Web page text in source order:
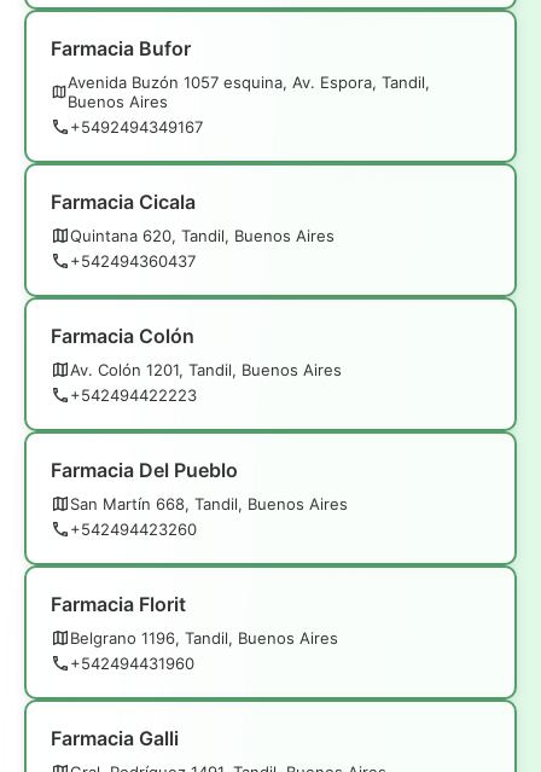
Farmacia Bufor
Avenida Buzón 1057 esquina, Av. Espora, Tandil,
Buenos Aires
+5492494349167
Farmacia Cicala
Quintana 620, Tandil, Buenos Aires
+542494360437
Farmacia Colón
Av. Colón 1201, Tandil, Buenos Aires
+542494422223
Farmacia Del Pueblo
San Martín 668, Tandil, Buenos Aires
+542494423260
Farmacia Florit
Belgrano 1196, Tandil, Buenos Aires
+542494431960
Farmacia Galli